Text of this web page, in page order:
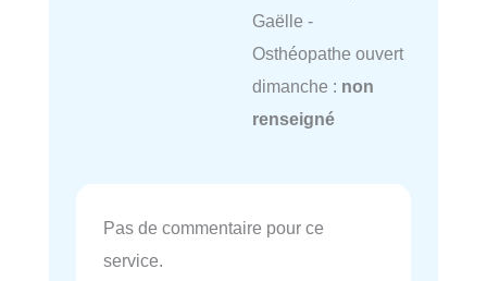
Gaëlle -
Osthéopathe ouvert
dimanche : non
renseigné
Pas de commentaire pour ce
service.